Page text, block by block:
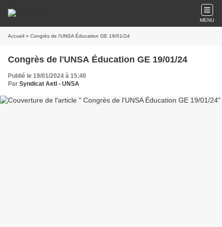
MENU
Accueil » Congrès de l'UNSA Éducation GE 19/01/24
Congrès de l'UNSA Éducation GE 19/01/24
Publié le 19/01/2024 à 15:40
Par Syndicat AetI - UNSA